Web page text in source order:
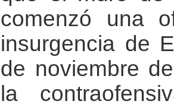
comenzó una
insurgencia de
de noviembre
la